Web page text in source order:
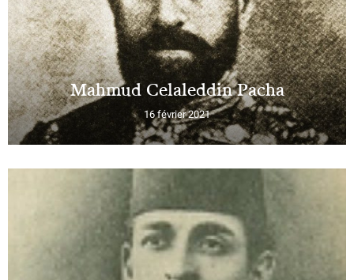
Mahmud Celaleddin Pacha
16 février 2021